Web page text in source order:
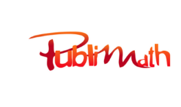
contenuPublimath